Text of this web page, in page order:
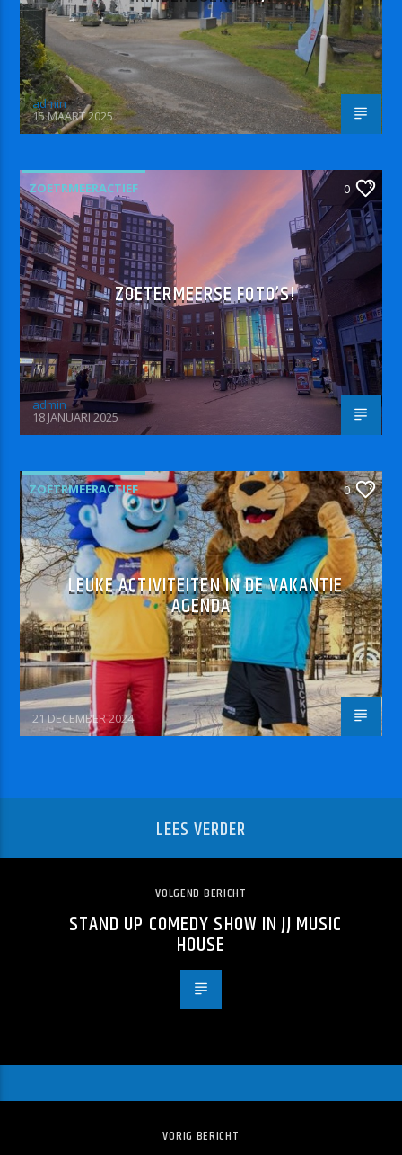
admin
15 MAART 2025
ZOETRMEERACTIEF 0
ZOETERMEERSE FOTO’S!
admin
18 JANUARI 2025
ZOETRMEERACTIEF 0
LEUKE ACTIVITEITEN IN DE VAKANTIE
AGENDA
21 DECEMBER 2024
LEES VERDER
VOLGEND BERICHT
STAND UP COMEDY SHOW IN JJ MUSIC
HOUSE
VORIG BERICHT